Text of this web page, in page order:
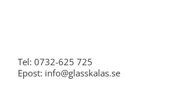
Tel: 0732-625 725
Epost: info@glasskalas.se